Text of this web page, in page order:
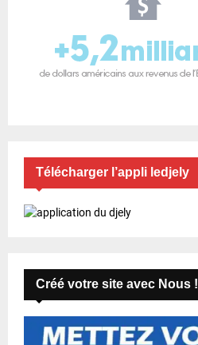
Télécharger l’appli ledjely
Créé votre site avec Nous !